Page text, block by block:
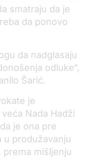
smatraju da je
da ponovo
da nadglasaju
odluke“,
Šarić.
je
Nada Hadži
je ona pre
u produžavanju
mišljenju